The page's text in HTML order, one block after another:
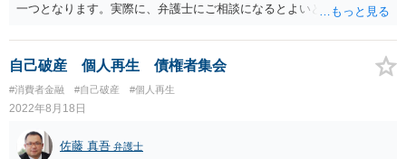
一つとなります。実際に、弁護士にご相談になるとよいと思います。
自己破産 個人再生 債権者集会
#消費者金融 #自己破産 #個人再生
2022年8月18日
佐藤 真吾 弁護士